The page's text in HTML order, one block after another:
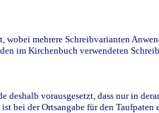
mehrere Schreibvarianten
im Kirchenbuch verwendeten
vorausgesetzt, dass nur in
der Ortsangabe für den